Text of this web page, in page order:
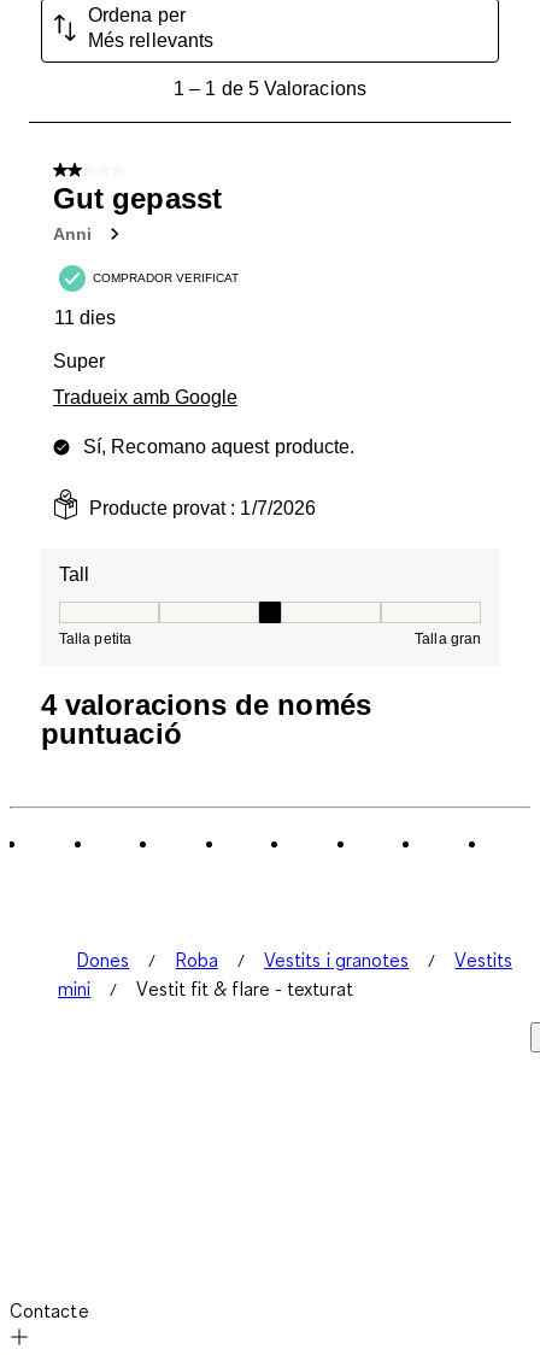
Ordena per
Més rellevants
Valoracions.
1 – 1 de 5 Valoracions
2 de 5 estrelles.
Gut gepasst
Anni
COMPRADOR VERIFICAT
11 dies
Super
Tradueix amb Google
Sí, Recomano aquest producte.
Producte provat : 1/7/2026
Tall
Talla petita Talla gran
4 valoracions de només
puntuació
Dones Roba Vestits i granotes
Vestits
mini
Vestit fit & flare - texturat
Contacte